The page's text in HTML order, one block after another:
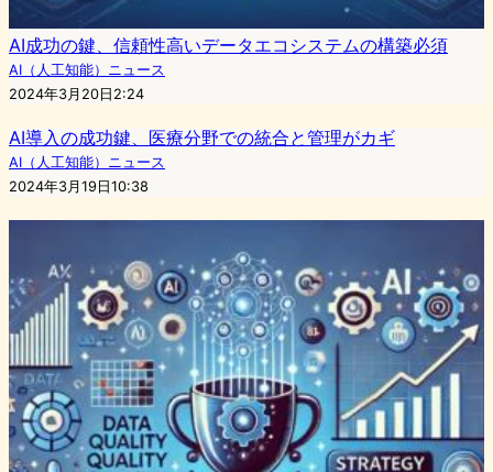
AI成功の鍵、信頼性高いデータエコシステムの構築必須
AI（人工知能）ニュース
2024年3月20日2:24
AI導入の成功鍵、医療分野での統合と管理がカギ
AI（人工知能）ニュース
2024年3月19日10:38